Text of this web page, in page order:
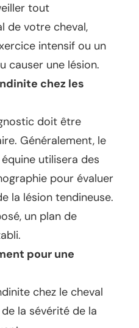
tout
de votre cheval,
intensif ou un
causer une lésion.
chez les
doit être
Généralement, le
utilisera des
pour évaluer
la lésion tendineuse.
un plan de
pour une
chez le cheval
la sévérité de la